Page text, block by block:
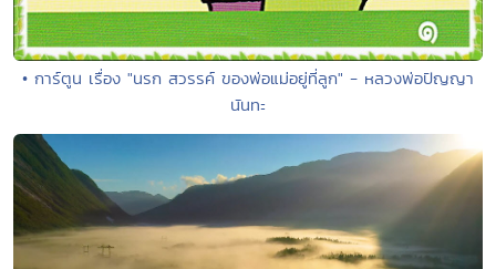
• การ์ตูน เรื่อง "นรก สวรรค์ ของพ่อแม่อยู่ที่ลูก" - หลวงพ่อปัญญา
นันทะ